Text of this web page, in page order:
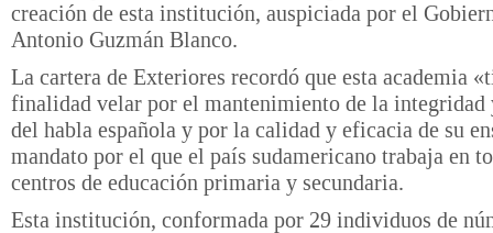
creación de esta institución, auspiciada por el
Antonio Guzmán Blanco.
La cartera de Exteriores recordó que esta academia
finalidad velar por el mantenimiento de la integridad
del habla española y por la calidad y eficacia de su
mandato por el que el país sudamericano trabaja en
centros de educación primaria y secundaria.
Esta institución, conformada por 29 individuos de